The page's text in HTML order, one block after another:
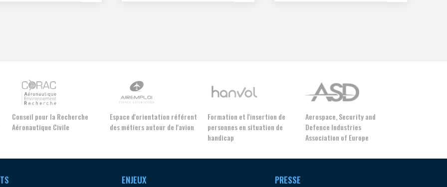
la planète…. Toujours
toujours plus loin.
la présidence du Comité Aéro-PME
Conseil pour la Recherche
Aéronautique Civile
Espace d'orientation référent
des métiers autour de l'avion
Formation et l'insertion de
personnes en situation de
handicap
Aerospace, Security and
Defence Industries
Association of Europe
ENJEUX PRESSE